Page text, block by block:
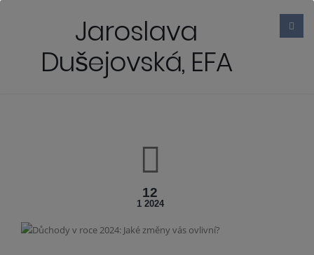
Jaroslava
Dušejovská, EFA
12
1 2024